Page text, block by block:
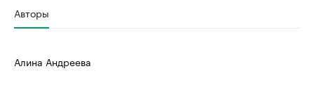
Авторы
Алина Андреева